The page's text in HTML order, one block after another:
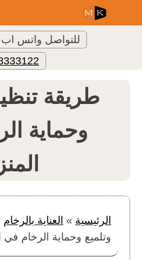
للتواصل واتس اب
طريقة
وحماية
الرئيسية » العناية بالرخام
وتلميع وحماية الرخام في